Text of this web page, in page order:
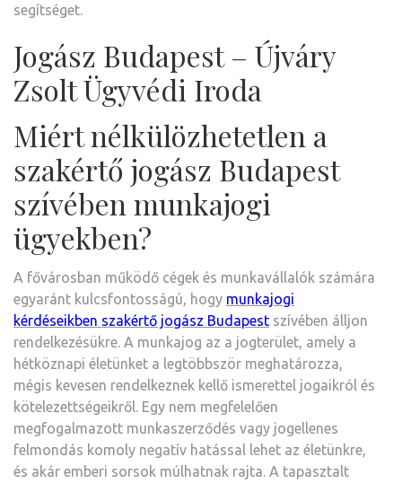
segítséget.
Jogász Budapest – Újváry
Zsolt Ügyvédi Iroda
Miért nélkülözhetetlen a
szakértő jogász Budapest
szívében munkajogi
ügyekben?
A fővárosban működő cégek és munkavállalók számára
egyaránt kulcsfontosságú, hogy munkajogi
kérdéseikben szakértő jogász Budapest szívében álljon
rendelkezésükre. A munkajog az a jogterület, amely a
hétköznapi életünket a legtöbbször meghatározza,
mégis kevesen rendelkeznek kellő ismerettel jogaikról és
kötelezettségeikről. Egy nem megfelelően
megfogalmazott munkaszerződés vagy jogellenes
felmondás komoly negatív hatással lehet az életünkre,
és akár emberi sorsok múlhatnak rajta. A tapasztalt